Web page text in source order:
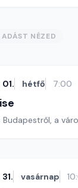
NÉZED
hétfő 7:00
a
vasárnap